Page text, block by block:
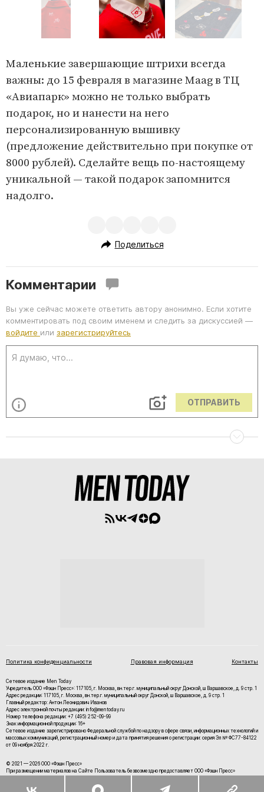
f
4
t
e
m
1
o
f
4
Маленькие завершающие штрихи всегда
важны: до 15 февраля в магазине Maag в ТЦ
«Авиапарк» можно не только выбрать
подарок, но и нанести на него
персонализированную вышивку
(предложение действительно при покупке от
8000 рублей). Сделайте вещь по-настоящему
уникальной — такой подарок запомнится
надолго.
Поделиться
Комментарии
Вы уже сейчас можете ответить автору анонимно. Если хотите
комментировать под своим именем и следить за дискуссией —
войдите или зарегистрируйтесь
ОТПРАВИТЬ
Политика конфиденциальности Правовая информация Контакты
Сетевое издание Men Today
Учредитель ООО «Фэшн Пресс»: 117105, г. Москва, вн.тер.г. муниципальный округ Донской, ш Варшавское, д. 9 стр. 1
Адрес редакции: 117105, г. Москва, вн.тер.г. муниципальный округ Донской, ш Варшавское, д. 9 стр. 1
Главный редактор: Антон Леонидович Иванов
Адрес электронной почты редакции: info@mentoday.ru
Номер телефона редакции: +7 (495) 252-09-99
Знак информационной продукции: 16+
Cетевое издание зарегистрировано Федеральной службой по надзору в сфере связи, информационных технологий и
массовых коммуникаций, регистрационный номер и дата принятия решения о регистрации: серия Эл № ФС77-84122
от 09 ноября 2022 г.
© 2021 — 2026 ООО «Фэшн Пресс»
При размещении материалов на Сайте Пользователь безвозмездно предоставляет ООО «Фэшн Пресс»
произведений, а также на демонстрацию материалов и доведение их до всеобщего сведения.